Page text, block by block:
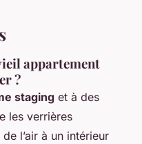
appartement
?
staging et à des
les verrières
l’air à un intérieur